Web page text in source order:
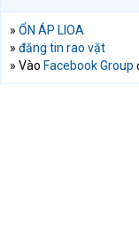
» ỔN ÁP LIOA
» đăng tin rao vặt
» Vào Facebook Group